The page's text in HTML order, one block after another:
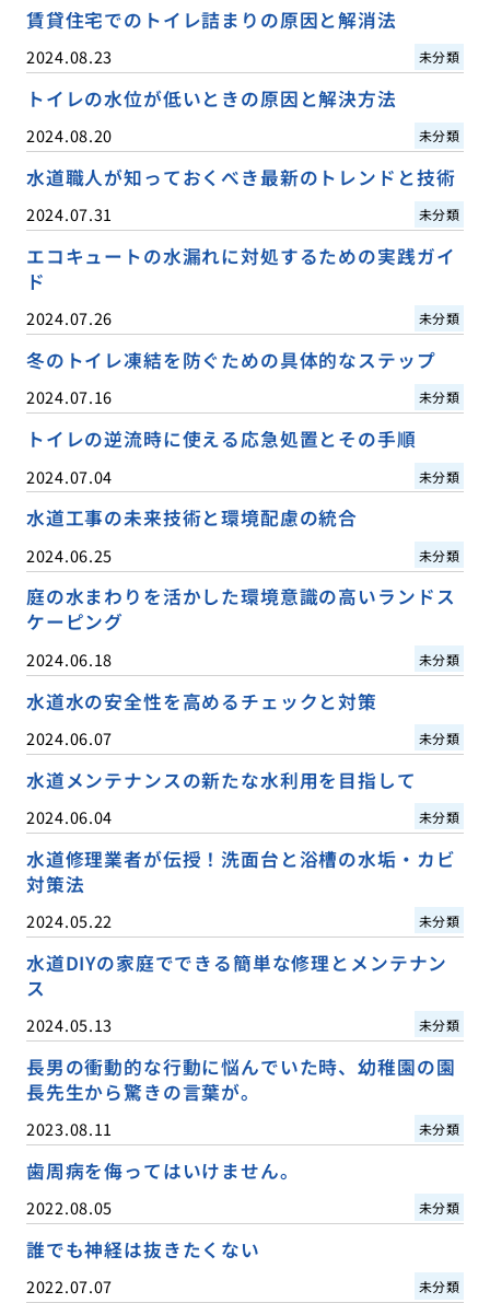
賃貸住宅でのトイレ詰まりの原因と解消法
2024.08.23 未分類
トイレの水位が低いときの原因と解決方法
2024.08.20 未分類
水道職人が知っておくべき最新のトレンドと技術
2024.07.31 未分類
エコキュートの水漏れに対処するための実践ガイ
ド
2024.07.26 未分類
冬のトイレ凍結を防ぐための具体的なステップ
2024.07.16 未分類
トイレの逆流時に使える応急処置とその手順
2024.07.04 未分類
水道工事の未来技術と環境配慮の統合
2024.06.25 未分類
庭の水まわりを活かした環境意識の高いランドス
ケーピング
2024.06.18 未分類
水道水の安全性を高めるチェックと対策
2024.06.07 未分類
水道メンテナンスの新たな水利用を目指して
2024.06.04 未分類
水道修理業者が伝授！洗面台と浴槽の水垢・カビ
対策法
2024.05.22 未分類
水道DIYの家庭でできる簡単な修理とメンテナン
ス
2024.05.13 未分類
長男の衝動的な行動に悩んでいた時、幼稚園の園
長先生から驚きの言葉が。
2023.08.11 未分類
歯周病を侮ってはいけません。
2022.08.05 未分類
誰でも神経は抜きたくない
2022.07.07 未分類